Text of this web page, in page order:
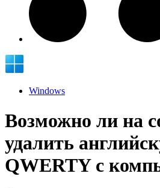
Windows
Возможно ли на
удалить
QWERTY с